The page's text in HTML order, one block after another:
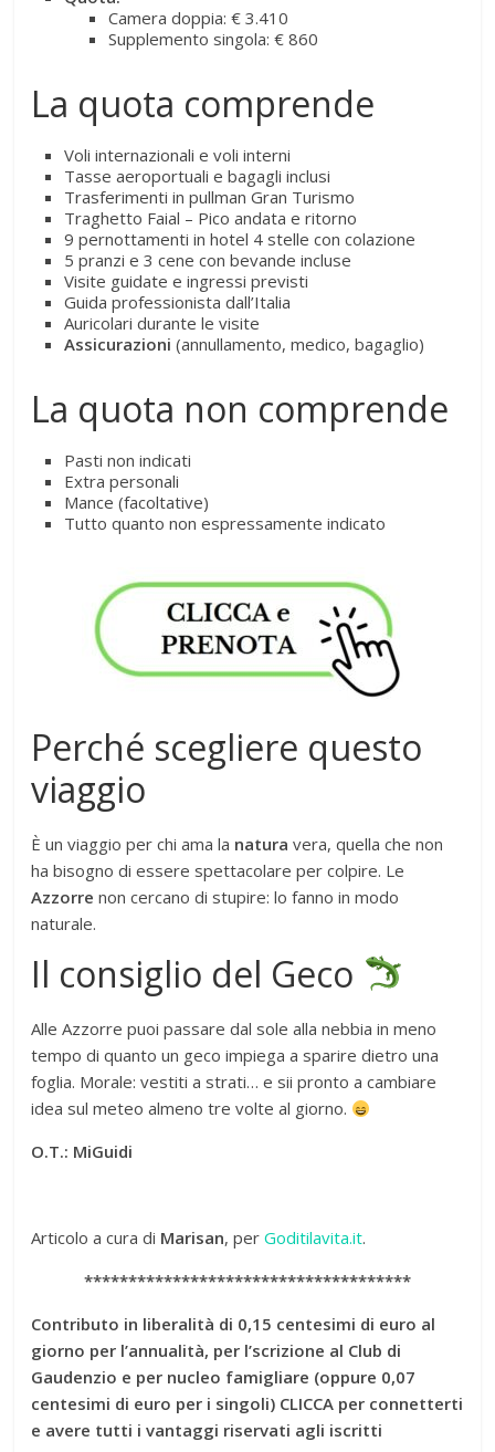
Camera doppia: € 3.410
Supplemento singola: € 860
La quota comprende
Voli internazionali e voli interni
Tasse aeroportuali e bagagli inclusi
Trasferimenti in pullman Gran Turismo
Traghetto Faial – Pico andata e ritorno
9 pernottamenti in hotel 4 stelle con colazione
5 pranzi e 3 cene con bevande incluse
Visite guidate e ingressi previsti
Guida professionista dall’Italia
Auricolari durante le visite
Assicurazioni (annullamento, medico, bagaglio)
La quota non comprende
Pasti non indicati
Extra personali
Mance (facoltative)
Tutto quanto non espressamente indicato
Perché scegliere questo
viaggio
È un viaggio per chi ama la natura vera, quella che non
ha bisogno di essere spettacolare per colpire. Le
Azzorre non cercano di stupire: lo fanno in modo
naturale.
Il consiglio del Geco
Alle Azzorre puoi passare dal sole alla nebbia in meno
tempo di quanto un geco impiega a sparire dietro una
foglia. Morale: vestiti a strati… e sii pronto a cambiare
idea sul meteo almeno tre volte al giorno.
O.T.: MiGuidi
Articolo a cura di Marisan, perGoditilavita.it.
*************************************
Contributo in liberalità di 0,15 centesimi di euro al
giorno per l’annualità, per l’scrizione al Club di
Gaudenzio e per nucleo famigliare (oppure 0,07
centesimi di euro per i singoli) CLICCA per connetterti
e avere tutti i vantaggi riservati agli iscritti